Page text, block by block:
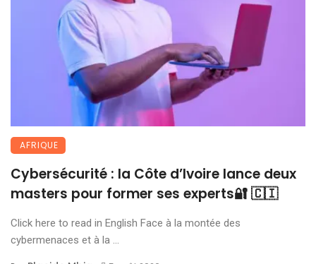
AFRIQUE
Cybersécurité : la Côte d’Ivoire lance deux
masters pour former ses experts🔐 🇨🇮
Click here to read in English Face à la montée des
cybermenaces et à la ...